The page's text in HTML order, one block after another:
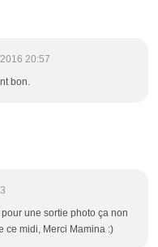
20:57
bon.
une sortie photo ça non
ce midi, Merci Mamina :)